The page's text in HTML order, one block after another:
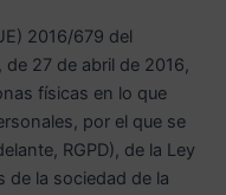
2016/679 del
27 de abril de 2016,
físicas en lo que
por el que se
RGPD), de la Ley
de la sociedad de la